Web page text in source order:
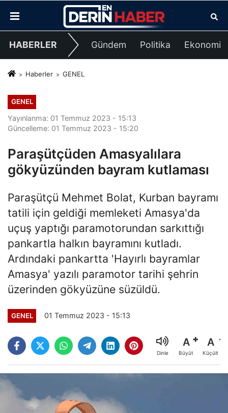
HABERLER Gündem Politika Ekonomi
Haberler GENEL
GENEL
Yayınlanma: 01 Temmuz 2023 - 15:13
Güncelleme: 01 Temmuz 2023 - 15:20
Paraşütçüden Amasyalılara
gökyüzünden bayram kutlaması
Paraşütçü Mehmet Bolat, Kurban bayramı
tatili için geldiği memleketi Amasya'da
uçuş yaptığı paramotorundan sarkıttığı
pankartla halkın bayramını kutladı.
Ardındaki pankartta 'Hayırlı bayramlar
Amasya' yazılı paramotor tarihi şehrin
üzerinden gökyüzüne süzüldü.
GENEL 01 Temmuz 2023 - 15:13
Dinle
A
Büyüt
A
Küçült